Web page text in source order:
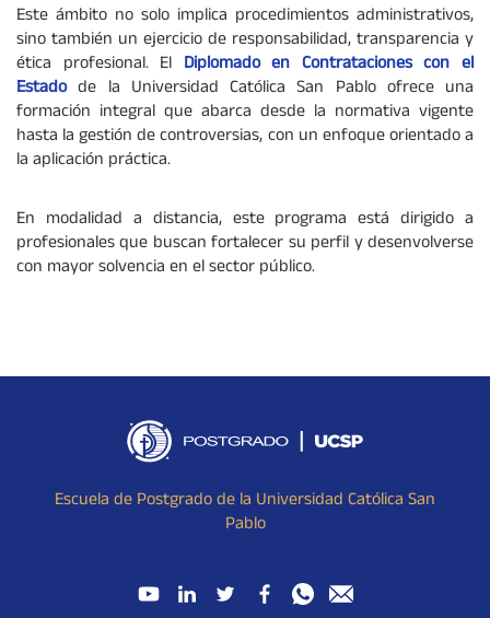
Este ámbito no solo implica procedimientos administrativos,
sino también un ejercicio de responsabilidad, transparencia y
ética profesional. El Diplomado en Contrataciones con el
Estadode la Universidad Católica San Pablo ofrece una
formación integral que abarca desde la normativa vigente
hasta la gestión de controversias, con un enfoque orientado a
la aplicación práctica.
En modalidad a distancia, este programa está dirigido a
profesionales que buscan fortalecer su perfil y desenvolverse
con mayor solvencia en el sector público.
Escuela de Postgrado de la Universidad Católica San
Pablo